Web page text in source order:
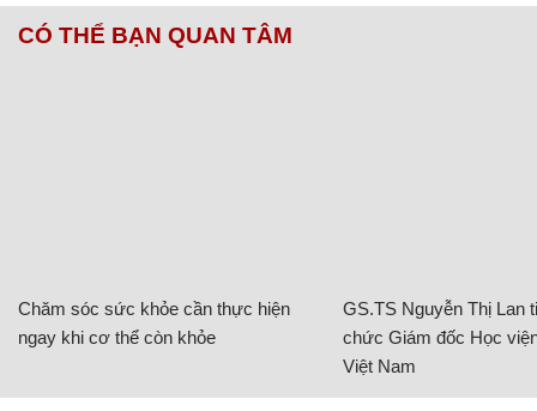
CÓ THỂ BẠN QUAN TÂM
Chăm sóc sức khỏe cần thực hiện
ngay khi cơ thể còn khỏe
GS.TS Nguyễn Thị Lan
chức Giám đốc Học
Việt Nam